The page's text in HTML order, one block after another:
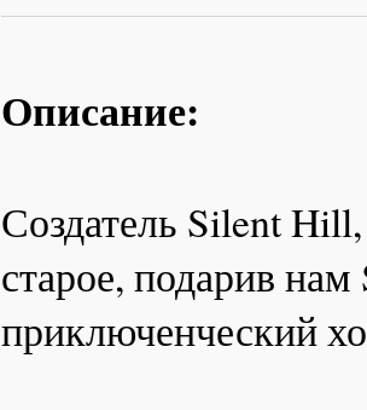
Описание:
Создатель Silent
старое, подарив
приключенческий